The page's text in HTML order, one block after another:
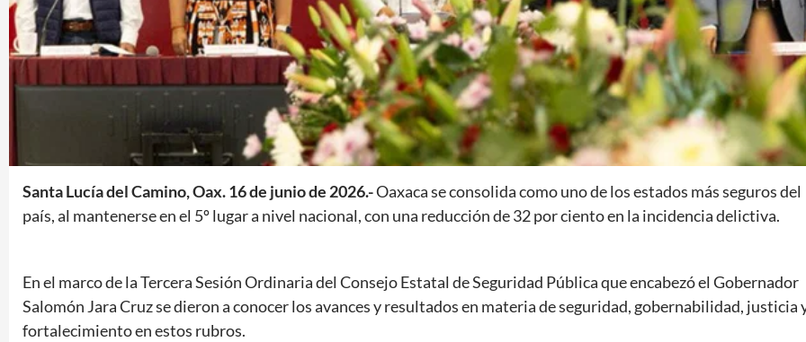
Santa Lucía del Camino, Oax. 16 de junio de 2026.-Oaxaca se consolida como uno de los estados más seguros del
país, al mantenerse en el 5º lugar a nivel nacional, con una reducción de 32 por ciento en la incidencia delictiva.
En el marco de la Tercera Sesión Ordinaria del Consejo Estatal de Seguridad Pública que encabezó el Gobernador
Salomón Jara Cruz se dieron a conocer los avances y resultados en materia de seguridad, gobernabilidad, justicia
fortalecimiento en estos rubros.